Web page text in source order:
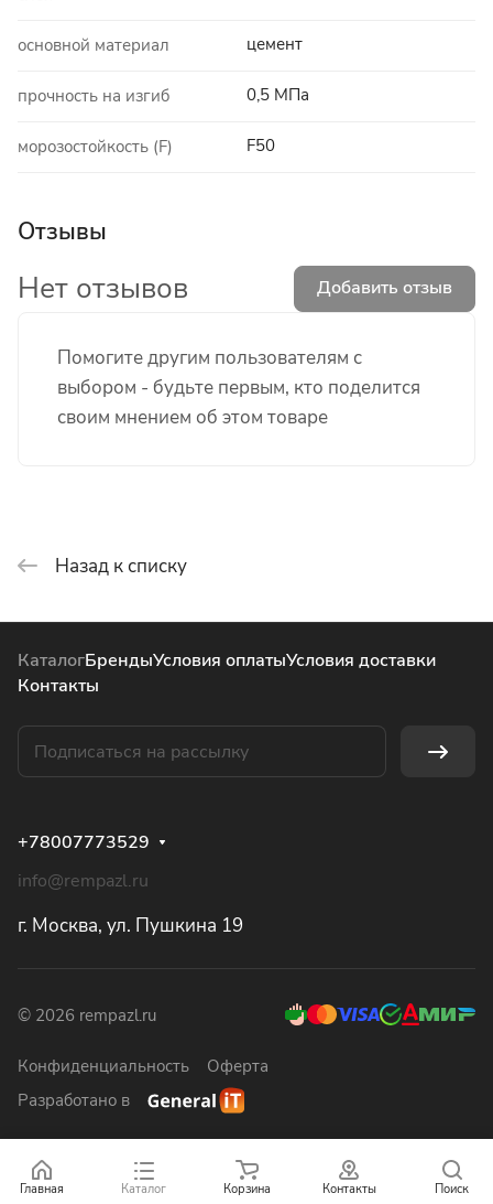
основной материал цемент
прочность на изгиб 0,5 МПа
морозостойкость (F) F50
Отзывы
Помогите другим пользователям с
выбором - будьте первым, кто поделится
своим мнением об этом товаре
Нет отзывов Добавить отзыв
Назад к списку
КаталогБрендыУсловия оплатыУсловия доставки
Контакты
+78007773529
info@rempazl.ru
г. Москва, ул. Пушкина 19
© 2026 rempazl.ru
Конфиденциальность
Оферта
Разработано в
Главная Каталог Корзина Контакты Поиск